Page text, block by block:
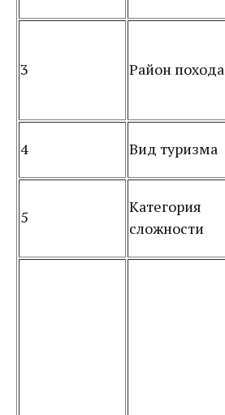
3 Район похода
4 Вид туризма
5
Категория
сложности